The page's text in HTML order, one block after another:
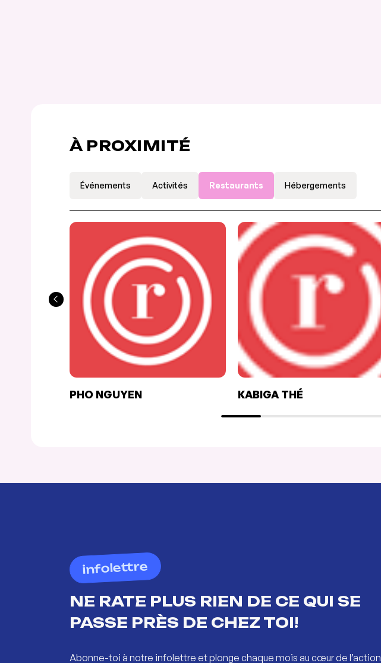
À PROXIMITÉ
Événements Activités Restaurants Hébergements
PHO NGUYEN KABIGA THÉ
infolettre
NE RATE PLUS RIEN DE CE QUI SE
PASSE PRÈS DE CHEZ TOI!
Abonne-toi à notre infolettre et plonge chaque mois au cœur de l’action